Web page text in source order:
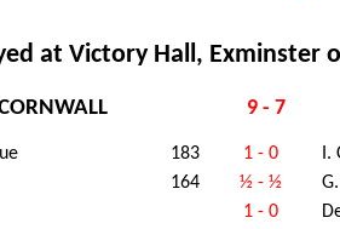
at Victory Hall, Exminster
9 - 7
183 1 - 0
I.
164 ½ - ½
1 - 0